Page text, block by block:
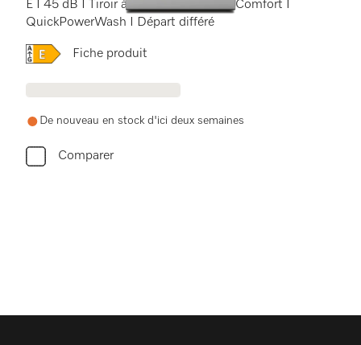
E I 45 dB I Tiroir à couverts I Paniers Comfort I
QuickPowerWash I Départ différé
Online Label Flag, Etiquette énergétique
Fiche produit
De nouveau en stock d'ici deux semaines
Comparer